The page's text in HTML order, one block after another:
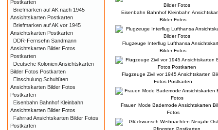
Eisenbahn Bahnhof Kleinbahn
Bilder Fotos
Flugzeuge Interflug Lufthansa
Bilder Fotos
Flugzeuge Zivil vor 1945 Ansichtskarten
Fotos Postkarten
Frauen Mode Bademode Ansichtskarten
Fotos
Postkarten
Briefmarken auf AK nach 1945
Ansichtskarten Postkarten
Briefmarken auf AK vor 1945
Ansichtskarten Postkarten
DDR-Fernsehn Sandmann
Ansichtskarten Bilder Fotos
Postkarten
Deutsche Kolonien Ansichtskarten
Bilder Fotos Postkarten
Einschulung Schultüten
Ansichtskarten Bilder Fotos
Postkarten
Eisenbahn Bahnhof Kleinbahn
Ansichtskarten Bilder Fotos
Fahrrad Ansichtskarten Bilder Fotos
Postkarten